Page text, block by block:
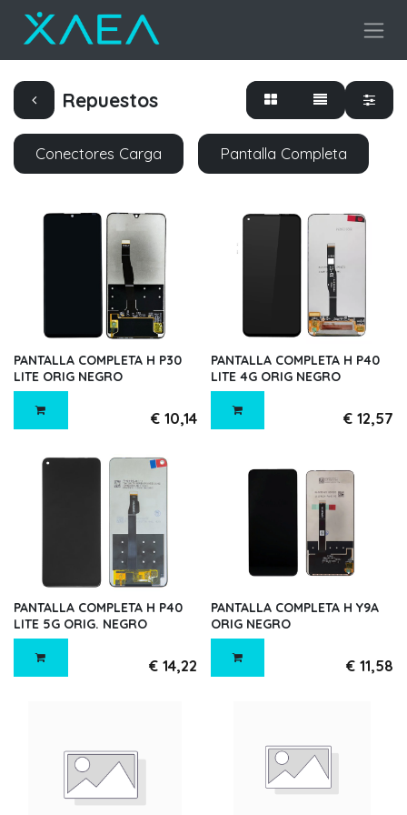
Repuestos
Conectores Carga Pantalla Completa
PANTALLA COMPLETA H P30
LITE ORIG NEGRO
€ 10,14
PANTALLA COMPLETA H P40
LITE 4G ORIG NEGRO
€ 12,57
PANTALLA COMPLETA H P40
LITE 5G ORIG. NEGRO
€ 14,22
PANTALLA COMPLETA H Y9A
ORIG NEGRO
€ 11,58